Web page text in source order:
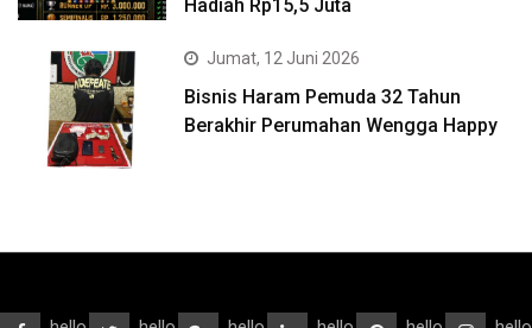
Hadiah Rp15,5 Juta
Jumat, 12 Juni 2026
Bisnis Haram Pemuda 32 Tahun
Berakhir Perumahan Wengga Happy